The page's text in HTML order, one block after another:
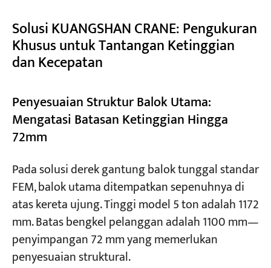
Solusi KUANGSHAN CRANE: Pengukuran
Khusus untuk Tantangan Ketinggian
dan Kecepatan
Penyesuaian Struktur Balok Utama:
Mengatasi Batasan Ketinggian Hingga
72mm
Pada solusi derek gantung balok tunggal standar
FEM, balok utama ditempatkan sepenuhnya di
atas kereta ujung. Tinggi model 5 ton adalah 1172
mm. Batas bengkel pelanggan adalah 1100 mm—
penyimpangan 72 mm yang memerlukan
penyesuaian struktural.